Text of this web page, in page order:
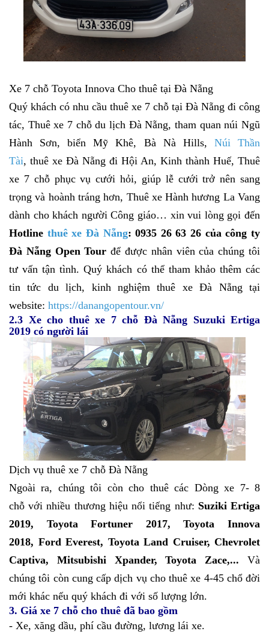
Xe 7 chỗ Toyota Innova Cho thuê tại Đà Nẵng
Quý khách có nhu cầu thuê xe 7 chỗ tại Đà Nẵng đi công
tác, Thuê xe 7 chỗ du lịch Đà Nẵng, tham quan núi Ngũ
Hành Sơn, biển Mỹ Khê, Bà Nà Hills, Núi Thần
Tài, thuê xe Đà Nẵng đi Hội An, Kinh thành Huế, Thuê
xe 7 chỗ phục vụ cưới hỏi, giúp lễ cưới trở nên sang
trọng và hoành tráng hơn, Thuê xe Hành hương La Vang
dành cho khách người Công giáo… xin vui lòng gọi đến
Hotline thuê xe Đà Nẵng: 0935 26 63 26 của công ty
Đà Nẵng Open Tour để được nhân viên của chúng tôi
tư vấn tận tình. Quý khách có thể tham khảo thêm các
tin tức du lịch, kinh nghiệm thuê xe Đà Nẵng tại
website: https://danangopentour.vn/
2.3 Xe cho thuê xe 7 chỗ Đà Nẵng Suzuki Ertiga
2019 có người lái
Dịch vụ thuê xe 7 chỗ Đà Nẵng
Ngoài ra, chúng tôi còn cho thuê các Dòng xe 7- 8
chỗ với nhiều thương hiệu nổi tiếng như: Suziki Ertiga
2019, Toyota Fortuner 2017,Toyota Innova
2018, Ford Everest, Toyota Land Cruiser, Chevrolet
Captiva, Mitsubishi Xpander,Toyota Zace,...Và
chúng tôi còn cung cấp dịch vụ cho thuê xe 4-45 chổ đời
mới khác nếu quý khách đi với số lượng lớn.
3. Giá xe 7 chỗ cho thuê đã bao gồm
- Xe, xăng dầu, phí cầu đường, lương lái xe.